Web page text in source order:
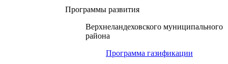
Программы развития
Верхнеландеховского муниципального
района
Программа газификации